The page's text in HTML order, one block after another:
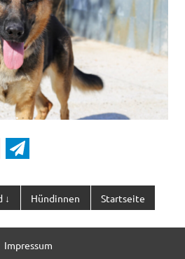
↓ Hündinnen Startseite
Impressum